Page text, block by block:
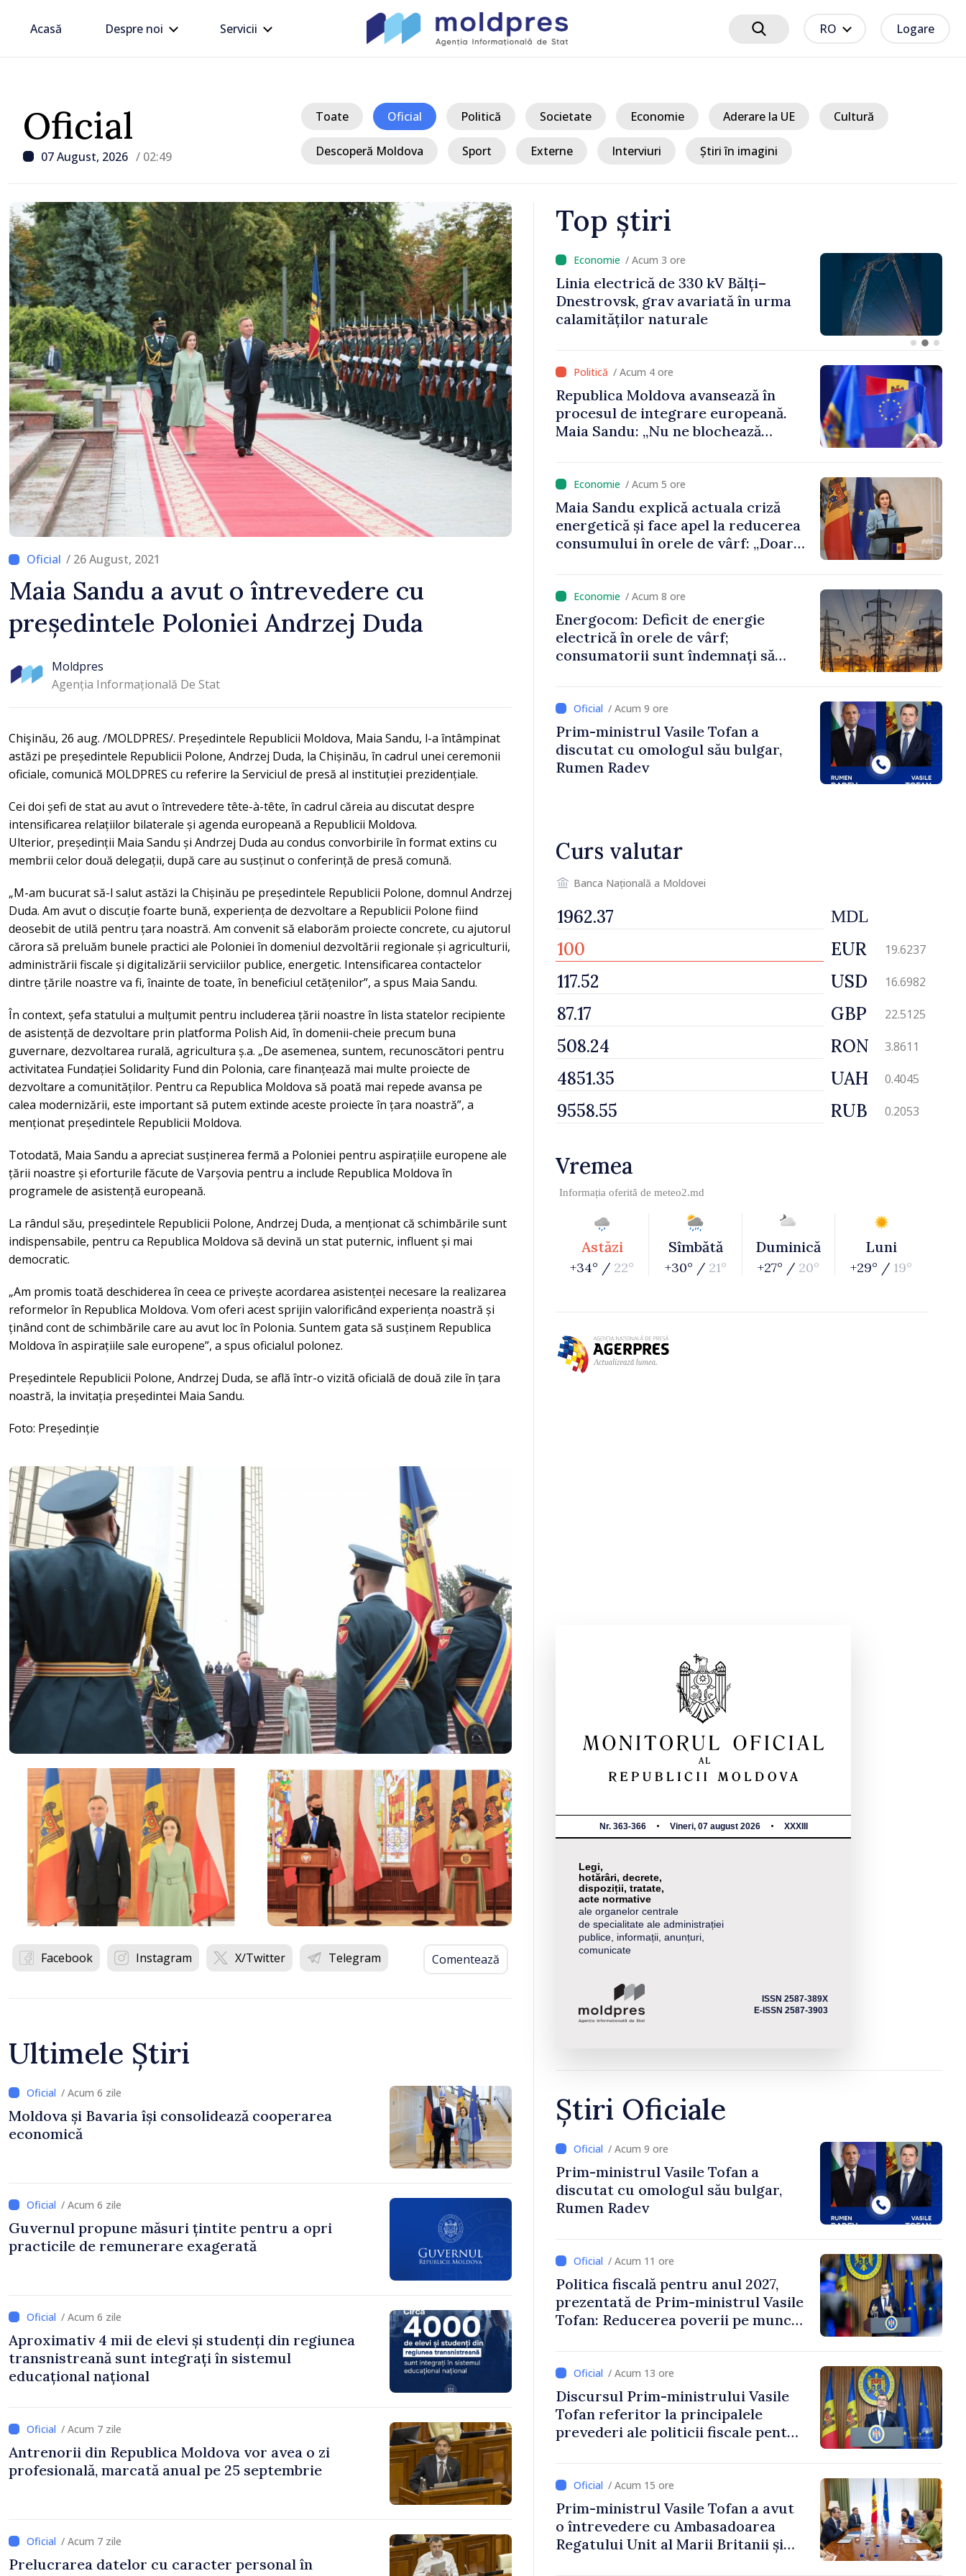
Acasă Despre noi Servicii RO Logare
Oficial
07 August, 2026 / 02:49
Toate Oficial Politică Societate Economie Aderare la UE Cultură
Descoperă Moldova Sport Externe Interviuri Știri în imagini
/ 26 August, 2021
Maia Sandu a avut o întrevedere cu
președintele Poloniei Andrzej Duda
Moldpres
Agenția Informațională De Stat
Chişinău, 26 aug. /MOLDPRES/. Președintele Republicii Moldova, Maia Sandu, l-a întâmpinat
astăzi pe președintele Republicii Polone, Andrzej Duda, la Chișinău, în cadrul unei ceremonii
oficiale, comunică MOLDPRES cu referire la Serviciul de presă al instituției prezidențiale.
Cei doi șefi de stat au avut o întrevedere tête-à-tête, în cadrul căreia au discutat despre
intensificarea relațiilor bilaterale și agenda europeană a Republicii Moldova.
Ulterior, președinții Maia Sandu și Andrzej Duda au condus convorbirile în format extins cu
membrii celor două delegații, după care au susținut o conferință de presă comună.
„M-am bucurat să-l salut astăzi la Chișinău pe președintele Republicii Polone, domnul Andrzej
Duda. Am avut o discuție foarte bună, experiența de dezvoltare a Republicii Polone fiind
deosebit de utilă pentru țara noastră. Am convenit să elaborăm proiecte concrete, cu ajutorul
cărora să preluăm bunele practici ale Poloniei în domeniul dezvoltării regionale și agriculturii,
administrării fiscale și digitalizării serviciilor publice, energetic. Intensificarea contactelor
dintre țările noastre va fi, înainte de toate, în beneficiul cetățenilor”, a spus Maia Sandu.
În context, șefa statului a mulțumit pentru includerea țării noastre în lista statelor recipiente
de asistență de dezvoltare prin platforma Polish Aid, în domenii-cheie precum buna
guvernare, dezvoltarea rurală, agricultura ș.a. „De asemenea, suntem, recunoscători pentru
activitatea Fundației Solidarity Fund din Polonia, care finanțează mai multe proiecte de
dezvoltare a comunităților. Pentru ca Republica Moldova să poată mai repede avansa pe
calea modernizării, este important să putem extinde aceste proiecte în țara noastră”, a
menționat președintele Republicii Moldova.
Totodată, Maia Sandu a apreciat susținerea fermă a Poloniei pentru aspirațiile europene ale
țării noastre și eforturile făcute de Varșovia pentru a include Republica Moldova în
programele de asistență europeană.
La rândul său, președintele Republicii Polone, Andrzej Duda, a menționat că schimbările sunt
indispensabile, pentru ca Republica Moldova să devină un stat puternic, influent și mai
democratic.
„Am promis toată deschiderea în ceea ce privește acordarea asistenței necesare la realizarea
reformelor în Republica Moldova. Vom oferi acest sprijin valorificând experiența noastră și
ținând cont de schimbările care au avut loc în Polonia. Suntem gata să susținem Republica
Moldova în aspirațiile sale europene”, a spus oficialul polonez.
Președintele Republicii Polone, Andrzej Duda, se află într-o vizită oficială de două zile în țara
noastră, la invitația președintei Maia Sandu.
Foto: Președinție
Facebook Instagram X/Twitter Telegram Comentează
Ultimele Știri
/ Acum 6 zile
Moldova și Bavaria își consolidează cooperarea
economică
/ Acum 6 zile
Guvernul propune măsuri țintite pentru a opri
practicile de remunerare exagerată
/ Acum 6 zile
Aproximativ 4 mii de elevi și studenți din regiunea
transnistreană sunt integrați în sistemul
educațional național
/ Acum 7 zile
Antrenorii din Republica Moldova vor avea o zi
profesională, marcată anual pe 25 septembrie
/ Acum 7 zile
Prelucrarea datelor cu caracter personal în
Top știri
/ Acum 3 ore
Linia electrică de 330 kV Bălți–
Dnestrovsk, grav avariată în urma
calamităților naturale
/ Acum 4 ore
Sancțiuni disciplinare după vizita
delegației talibanilor în Republica
Moldova. Maia Sandu: „Este rușinos
/ Acum 4 ore
Republica Moldova avansează în
procesul de integrare europeană.
Maia Sandu: „Nu ne blochează
/ Acum 5 ore
Maia Sandu explică actuala criză
energetică și face apel la reducerea
consumului în orele de vârf: „Doar
/ Acum 8 ore
Energocom: Deficit de energie
electrică în orele de vârf;
consumatorii sunt îndemnați să
/ Acum 9 ore
Prim-ministrul Vasile Tofan a
discutat cu omologul său bulgar,
Rumen Radev
Curs valutar
Banca Națională a Moldovei
MDL
EUR 19.6237
USD 16.6982
GBP 22.5125
RON 3.8611
UAH 0.4045
RUB 0.2053
Vremea
Informația oferită de meteo2.md
Astăzi
+34° / 22°
Sîmbătă
+30° / 21°
Duminică
+27° / 20°
Luni
+29° / 19°
Nr. 363-366 Vineri, 07 august 2026 XXXIII
Legi,
hotărâri, decrete,
dispoziții, tratate,
acte normative
ale organelor centrale
de specialitate ale administrației
publice, informații, anunțuri,
comunicate
ISSN 2587-389X
E-ISSN 2587-3903
Știri Oficiale
/ Acum 9 ore
Prim-ministrul Vasile Tofan a
discutat cu omologul său bulgar,
Rumen Radev
/ Acum 11 ore
Politica fiscală pentru anul 2027,
prezentată de Prim-ministrul Vasile
Tofan: Reducerea poverii pe muncă,
/ Acum 13 ore
Discursul Prim-ministrului Vasile
Tofan referitor la principalele
prevederi ale politicii fiscale pentru
/ Acum 15 ore
Prim-ministrul Vasile Tofan a avut
o întrevedere cu Ambasadoarea
Regatului Unit al Marii Britanii și